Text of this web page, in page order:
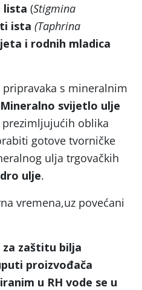
lista (Stigmina
ista (Taphrina
i rodnih mladica
s mineralnim
svijetlo ulje
oblika
gotove tvorničke
ulja trgovačkih
ulje.
vremena,uz povećani
za zaštitu bilja
proizvođača
u RH vode se u